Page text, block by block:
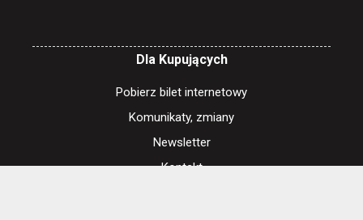
Dla Kupujących
Pobierz bilet internetowy
Komunikaty, zmiany
Newsletter
Kontakt